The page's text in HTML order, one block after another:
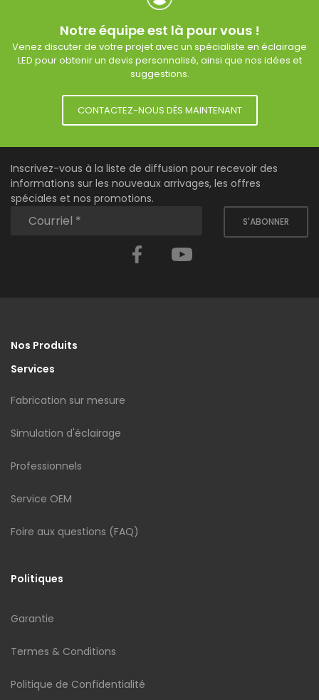
Notre équipe est là pour vous !
Venez discuter de votre projet avec un spécialiste en éclairage
LED pour obtenir un devis personnalisé, ainsi que nos idées et
suggestions.
CONTACTEZ-NOUS DÈS MAINTENANT
Inscrivez-vous à la liste de diffusion pour recevoir des
informations sur les nouveaux arrivages, les offres
spéciales et nos promotions.
S'ABONNER
Facebook
Nos Produits
Services
Fabrication sur mesure
Simulation d'éclairage
Professionnels
Service OEM
Foire aux questions (FAQ)
Politiques
Garantie
Termes & Conditions
Politique de Confidentialité